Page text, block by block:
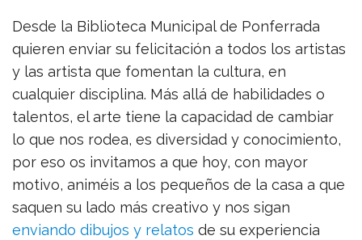
Desde la Biblioteca Municipal de Ponferrada
quieren enviar su felicitación a todos los artistas
y las artista que fomentan la cultura, en
cualquier disciplina. Más allá de habilidades o
talentos, el arte tiene la capacidad de cambiar
lo que nos rodea, es diversidad y conocimiento,
por eso os invitamos a que hoy, con mayor
motivo, animéis a los pequeños de la casa a que
saquen su lado más creativo y nos sigan
enviando dibujos y relatos de su experiencia